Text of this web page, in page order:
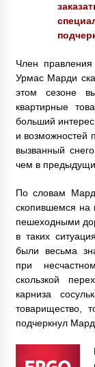
Член
Урмас Марди
этом сезоне
квартирные
больший
и возможностей
вызванный
чем в
По словам
скопившемся на
пешеходными
в таких
были весьма
при
скользкой
карниза
товарищество,
подчеркнул